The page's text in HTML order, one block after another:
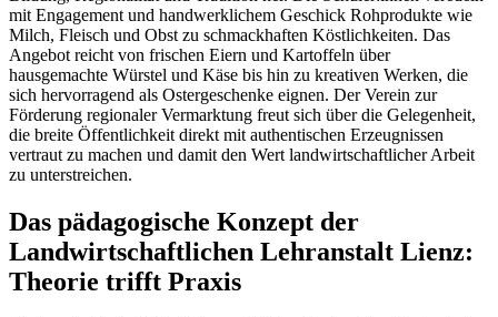
mit Engagement und handwerklichem Geschick Rohprodukte wie
Milch, Fleisch und Obst zu schmackhaften Köstlichkeiten. Das
Angebot reicht von frischen Eiern und Kartoffeln über
hausgemachte Würstel und Käse bis hin zu kreativen Werken, die
sich hervorragend als Ostergeschenke eignen. Der Verein zur
Förderung regionaler Vermarktung freut sich über die Gelegenheit,
die breite Öffentlichkeit direkt mit authentischen Erzeugnissen
vertraut zu machen und damit den Wert landwirtschaftlicher Arbeit
zu unterstreichen.
Das pädagogische Konzept der
Landwirtschaftlichen Lehranstalt Lienz:
Theorie trifft Praxis